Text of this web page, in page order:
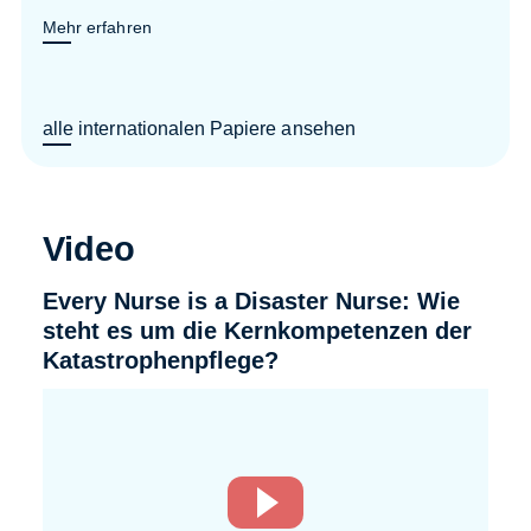
Mehr erfahren
alle internationalen Papiere ansehen
Video
Every Nurse is a Disaster Nurse: Wie
steht es um die Kernkompetenzen der
Katastrophenpflege?